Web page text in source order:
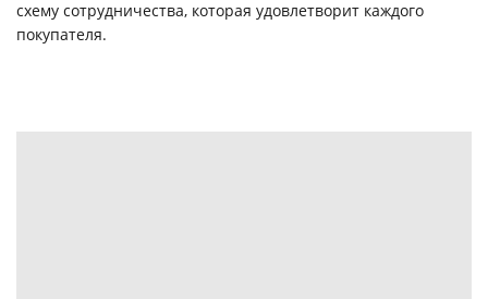
схему сотрудничества, которая удовлетворит каждого
покупателя.